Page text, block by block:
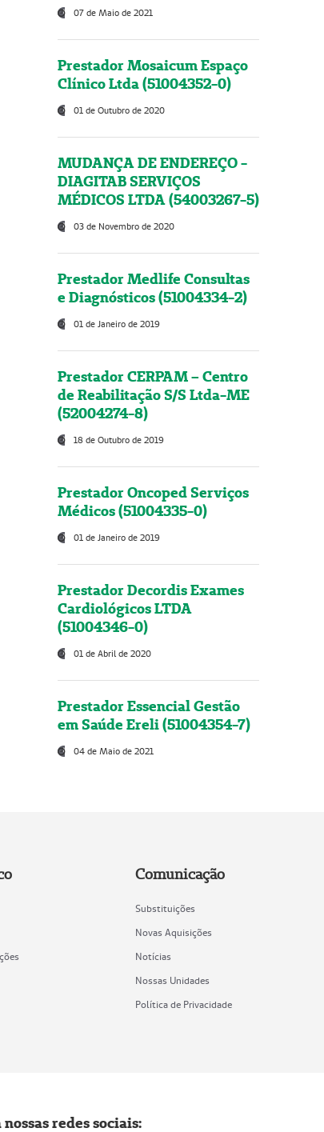
07 de Maio de 2021
Prestador Mosaicum Espaço
Clínico Ltda (51004352-0)
01 de Outubro de 2020
MUDANÇA DE ENDEREÇO -
DIAGITAB SERVIÇOS
MÉDICOS LTDA (54003267-5)
03 de Novembro de 2020
Prestador Medlife Consultas
e Diagnósticos (51004334-2)
01 de Janeiro de 2019
Prestador CERPAM – Centro
de Reabilitação S/S Ltda-ME
(52004274-8)
18 de Outubro de 2019
Prestador Oncoped Serviços
Médicos (51004335-0)
01 de Janeiro de 2019
Prestador Decordis Exames
Cardiológicos LTDA
(51004346-0)
01 de Abril de 2020
Prestador Essencial Gestão
em Saúde Ereli (51004354-7)
04 de Maio de 2021
Comunicação
Substituições
Novas Aquisições
Notícias
Nossas Unidades
Política de Privacidade
nossas redes sociais: